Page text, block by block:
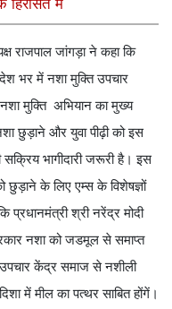
हिरासत में
राजपाल जांगड़ा ने कहा कि
भर में नशा मुक्ति उपचार
मुक्ति अभियान का मुख्य
छुड़ाने और युवा पीढ़ी को इस
भागीदारी जरूरी है। इस
के लिए एम्स के विशेषज्ञों
प्रधानमंत्री श्री नरेंद्र मोदी
नशा को जडमूल से समाप्त
केंद्र समाज से नशीली
में मील का पत्थर साबित होंगें।